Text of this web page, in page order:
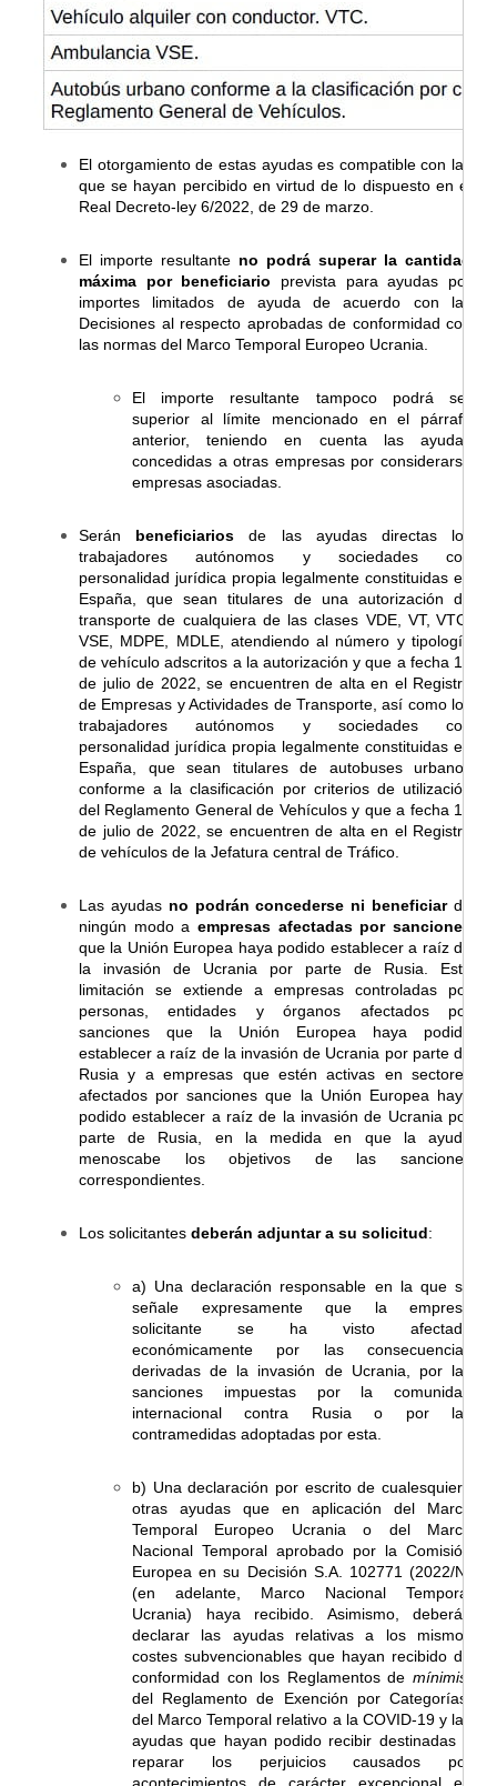
El otorgamiento de estas ayudas es compatible con las
que se hayan percibido en virtud de lo dispuesto en el
Real Decreto-ley 6/2022, de 29 de marzo.
El importe resultante no podrá superar la cantidad
máxima por beneficiario prevista para ayudas por
importes limitados de ayuda de acuerdo con las
Decisiones al respecto aprobadas de conformidad con
las normas del Marco Temporal Europeo Ucrania.
El importe resultante tampoco podrá ser
superior al límite mencionado en el párrafo
anterior, teniendo en cuenta las ayudas
concedidas a otras empresas por considerarse
empresas asociadas.
Serán beneficiariosde las ayudas directas los
trabajadores autónomos y sociedades con
personalidad jurídica propia legalmente constituidas en
España, que sean titulares de una autorización de
transporte de cualquiera de las clases VDE, VT, VTC,
VSE, MDPE, MDLE, atendiendo al número y tipología
de vehículo adscritos a la autorización y que a fecha 15
de julio de 2022, se encuentren de alta en el Registro
de Empresas y Actividades de Transporte, así como los
trabajadores autónomos y sociedades con
personalidad jurídica propia legalmente constituidas en
España, que sean titulares de autobuses urbanos
conforme a la clasificación por criterios de utilización
del Reglamento General de Vehículos y que a fecha 15
de julio de 2022, se encuentren de alta en el Registro
de vehículos de la Jefatura central de Tráfico.
Las ayudas no podrán concederse ni beneficiarde
ningún modo a empresas afectadas por sanciones
que la Unión Europea haya podido establecer a raíz de
la invasión de Ucrania por parte de Rusia. Esta
limitación se extiende a empresas controladas por
personas, entidades y órganos afectados por
sanciones que la Unión Europea haya podido
establecer a raíz de la invasión de Ucrania por parte de
Rusia y a empresas que estén activas en sectores
afectados por sanciones que la Unión Europea haya
podido establecer a raíz de la invasión de Ucrania por
parte de Rusia, en la medida en que la ayuda
menoscabe los objetivos de las sanciones
correspondientes.
Los solicitantes deberán adjuntar a su solicitud:
a) Una declaración responsable en la que se
señale expresamente que la empresa
solicitante se ha visto afectada
económicamente por las consecuencias
derivadas de la invasión de Ucrania, por las
sanciones impuestas por la comunidad
internacional contra Rusia o por las
contramedidas adoptadas por esta.
b) Una declaración por escrito de cualesquiera
otras ayudas que en aplicación del Marco
Temporal Europeo Ucrania o del Marco
Nacional Temporal aprobado por la Comisión
Europea en su Decisión S.A. 102771 (2022/N)
(en adelante, Marco Nacional Temporal
Ucrania) haya recibido. Asimismo, deberán
declarar las ayudas relativas a los mismos
costes subvencionables que hayan recibido de
conformidad con los Reglamentos de mínimis,
del Reglamento de Exención por Categorías,
del Marco Temporal relativo a la COVID-19 y las
ayudas que hayan podido recibir destinadas a
reparar los perjuicios causados por